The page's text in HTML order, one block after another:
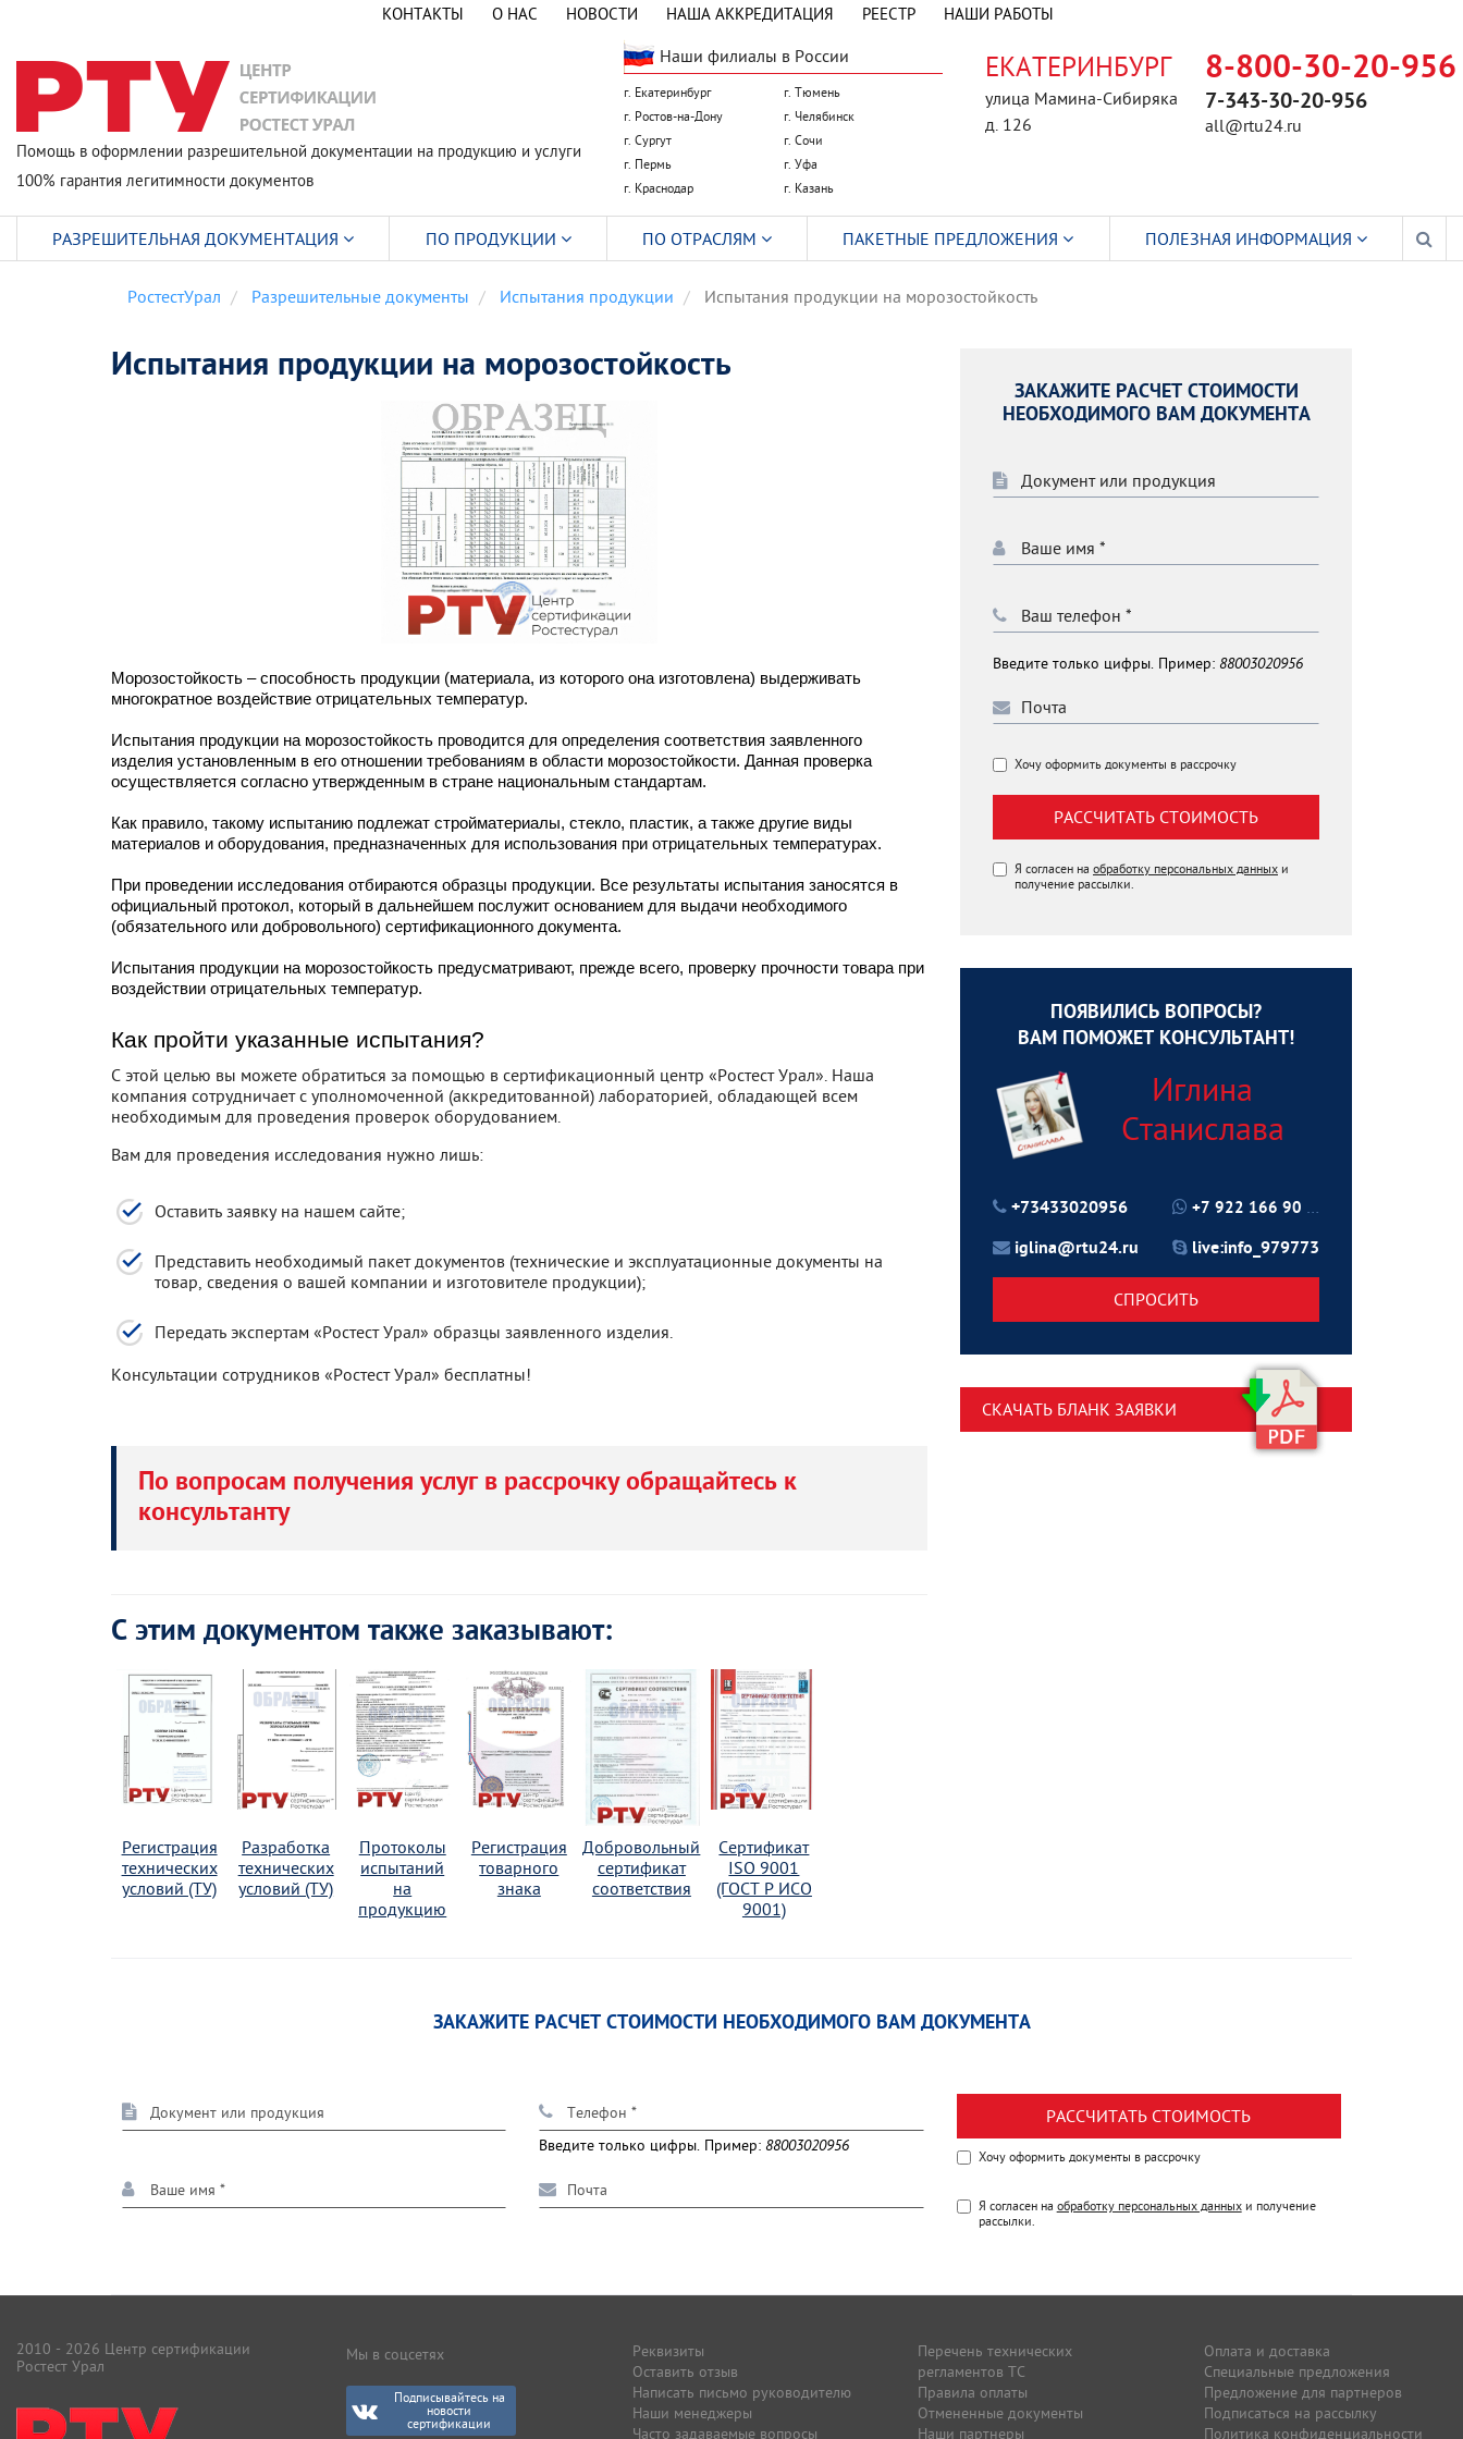
КОНТАКТЫ О НАС НОВОСТИ НАША АККРЕДИТАЦИЯ РЕЕСТР НАШИ РАБОТЫ
Помощь в оформлении разрешительной документации на продукцию и услуги
100% гарантия легитимности документов
Наши филиалы в России
г. Екатеринбург
г. Тюмень
г. Ростов-на-Дону
г. Челябинск
г. Сургут
г. Сочи
г. Пермь
г. Уфа
г. Краснодар
г. Казань
ЕКАТЕРИНБУРГ
улица Мамина-Сибиряка
д. 126
8-800-30-20-956
7-343-30-20-956
all@rtu24.ru
РостестУрал Разрешительные документы Испытания продукции Испытания продукции на морозостойкость
Испытания продукции на морозостойкость
Морозостойкость – способность продукции (материала, из которого она изготовлена) выдерживать
многократное воздействие отрицательных температур.
Испытания продукции на морозостойкость проводится для определения соответствия заявленного
изделия установленным в его отношении требованиям в области морозостойкости. Данная проверка
осуществляется согласно утвержденным в стране национальным стандартам.
Как правило, такому испытанию подлежат стройматериалы, стекло, пластик, а также другие виды
материалов и оборудования, предназначенных для использования при отрицательных температурах.
При проведении исследования отбираются образцы продукции. Все результаты испытания заносятся в
официальный протокол, который в дальнейшем послужит основанием для выдачи необходимого
(обязательного или добровольного) сертификационного документа.
Испытания продукции на морозостойкость предусматривают, прежде всего, проверку прочности товара при
воздействии отрицательных температур.
Как пройти указанные испытания?
С этой целью вы можете обратиться за помощью в сертификационный центр «Ростест Урал». Наша
компания сотрудничает с уполномоченной (аккредитованной) лабораторией, обладающей всем
необходимым для проведения проверок оборудованием.
Вам для проведения исследования нужно лишь:
Оставить заявку на нашем сайте;
Представить необходимый пакет документов (технические и эксплуатационные документы на
товар, сведения о вашей компании и изготовителе продукции);
Передать экспертам «Ростест Урал» образцы заявленного изделия.
Консультации сотрудников «Ростест Урал» бесплатны!
По вопросам получения услуг в рассрочку обращайтесь к
консультанту
С этим документом также заказывают:
Регистрация
технических
условий (ТУ)
Разработка
технических
условий (ТУ)
Протоколы
испытаний
на
продукцию
Регистрация
товарного
знака
Добровольный
сертификат
соответствия
Сертификат
ISO 9001
(ГОСТ Р ИСО
9001)
ЗАКАЖИТЕ РАСЧЕТ СТОИМОСТИ
НЕОБХОДИМОГО ВАМ ДОКУМЕНТА
Введите только цифры. Пример: 88003020956
Хочу оформить документы в рассрочку
РАССЧИТАТЬ СТОИМОСТЬ
Я согласен на обработку персональных данных и
получение рассылки.
ПОЯВИЛИСЬ ВОПРОСЫ?
ВАМ ПОМОЖЕТ КОНСУЛЬТАНТ!
Иглина
Станислава
+73433020956
iglina@rtu24.ru
+7 922 166 90 70
live:info_979773
СПРОСИТЬ
СКАЧАТЬ БЛАНК ЗАЯВКИ
ЗАКАЖИТЕ РАСЧЕТ СТОИМОСТИ НЕОБХОДИМОГО ВАМ ДОКУМЕНТА
Введите только цифры. Пример: 88003020956
РАССЧИТАТЬ СТОИМОСТЬ
Хочу оформить документы в рассрочку
Я согласен на обработку персональных данныхи получение
рассылки.
РАЗРЕШИТЕЛЬНАЯ ДОКУМЕНТАЦИЯ ПО ПРОДУКЦИИ ПО ОТРАСЛЯМ ПАКЕТНЫЕ ПРЕДЛОЖЕНИЯ ПОЛЕЗНАЯ ИНФОРМАЦИЯ
2010 - 2026 Центр сертификации
Ростест Урал
Мы в соцсетях
Подписывайтесь на
новости
сертификации
Реквизиты
Оставить отзыв
Написать письмо руководителю
Наши менеджеры
Часто задаваемые вопросы
Перечень технических
регламентов ТС
Правила оплаты
Отмененные документы
Наши партнеры
Оплата и доставка
Специальные предложения
Предложение для партнеров
Подписаться на рассылку
Политика конфиденциальности